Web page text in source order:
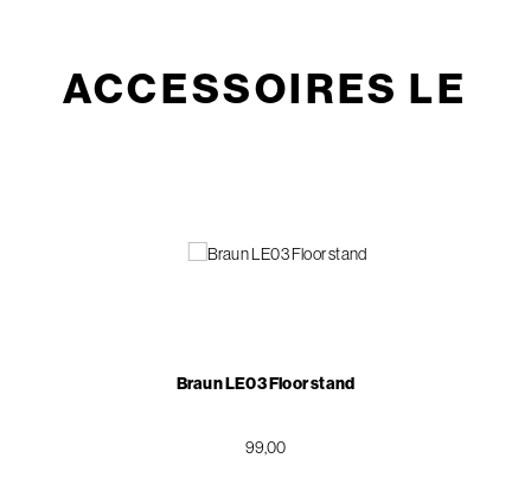
ACCESSOIRES LE
Braun LE03 Floor stand
99,00